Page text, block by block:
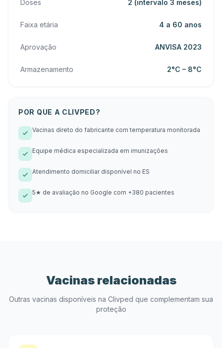
Doses 2 (intervalo 3 meses)
Faixa etária 4 a 60 anos
Aprovação ANVISA 2023
Armazenamento 2°C – 8°C
POR QUE A CLIVPED?
Vacinas direto do fabricante com temperatura monitorada
Equipe médica especializada em imunizações
Atendimento domiciliar disponível no ES
5★ de avaliação no Google com +380 pacientes
Vacinas relacionadas
Outras vacinas disponíveis na Clivped que complementam sua
proteção